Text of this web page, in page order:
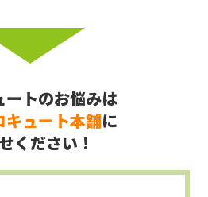
ートのお悩みは
キュート本舗に
ください！